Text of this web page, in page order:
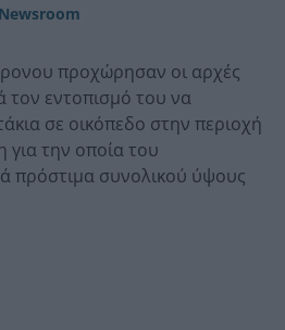
προχώρησαν οι αρχές
τον εντοπισμό του να
σε οικόπεδο στην περιοχή
για την οποία του
πρόστιμα συνολικού ύψους